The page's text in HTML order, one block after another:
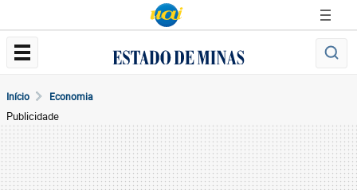
Início Economia
Publicidade